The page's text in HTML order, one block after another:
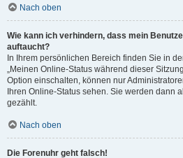
Nach oben
Wie kann ich verhindern, dass mein
auftaucht?
In Ihrem persönlichen Bereich finden Sie in
„Meinen Online-Status während dieser
Option einschalten, können nur
Ihren Online-Status sehen. Sie werden dann
gezählt.
Nach oben
Die Forenuhr geht falsch!